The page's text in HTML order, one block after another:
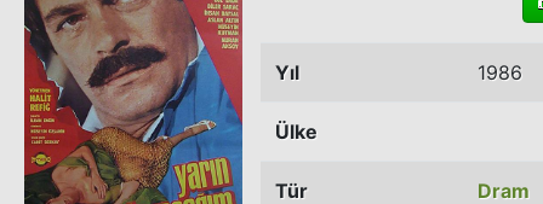
Yıl 1986
Ülke
Tür Dram